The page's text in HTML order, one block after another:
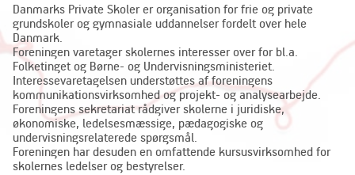
Danmarks Private Skoler er organisation for frie og private
grundskoler og gymnasiale uddannelser fordelt over hele
Danmark.
Foreningen varetager skolernes interesser over for bl.a.
Folketinget og Børne- og Undervisningsministeriet.
Interessevaretagelsen understøttes af foreningens
kommunikationsvirksomhed og projekt- og analysearbejde.
Foreningens sekretariat rådgiver skolerne i juridiske,
økonomiske, ledelsesmæssige, pædagogiske og
undervisningsrelaterede spørgsmål.
Foreningen har desuden en omfattende kursusvirksomhed for
skolernes ledelser og bestyrelser.